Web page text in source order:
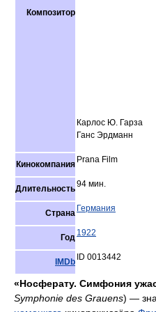
Композитор
Карлос Ю. Гарза
Ганс Эрдманн
Кинокомпания Prana Film
Длительность94 мин.
Страна Германия
Год 1922
IMDb ID 0013442
«Носферату. Симфония
Symphonie des Grauens) —